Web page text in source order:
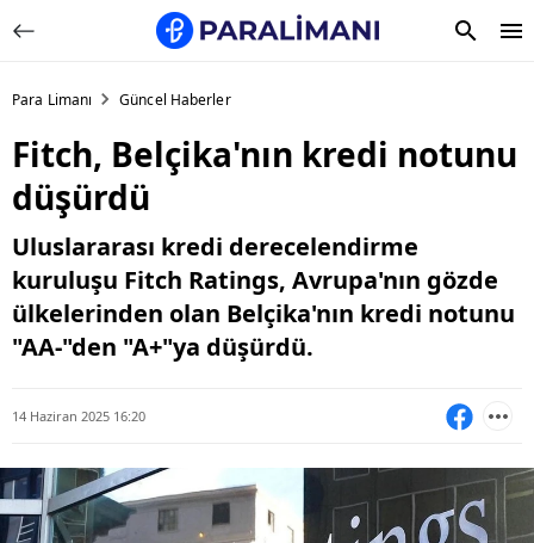
Para Limanı Güncel Haberler
Fitch, Belçika'nın kredi notunu
düşürdü
Uluslararası kredi derecelendirme
kuruluşu Fitch Ratings, Avrupa'nın gözde
ülkelerinden olan Belçika'nın kredi notunu
"AA-"den "A+"ya düşürdü.
14 Haziran 2025 16:20